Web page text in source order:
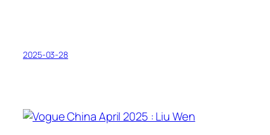
2025-03-28